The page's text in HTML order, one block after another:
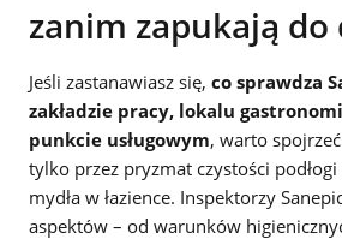
zanim zapukają do
Jeśli zastanawiasz się, co sprawdza
zakładzie pracy, lokalu
punkcie usługowym, warto
tylko przez pryzmat czystości podłogi
mydła w łazience. Inspektorzy
aspektów – od warunków